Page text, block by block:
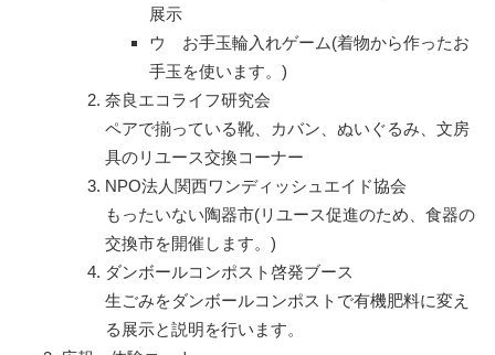
展示
ウ お手玉輪入れゲーム(着物から作ったお
手玉を使います。)
奈良エコライフ研究会
ペアで揃っている靴、カバン、ぬいぐるみ、文房
具のリユース交換コーナー
NPO法人関西ワンディッシュエイド協会
もったいない陶器市(リユース促進のため、食器の
交換市を開催します。)
ダンボールコンポスト啓発ブース
生ごみをダンボールコンポストで有機肥料に変え
る展示と説明を行います。